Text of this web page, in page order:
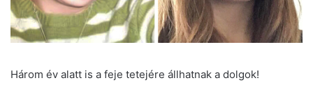
Három év alatt is a feje tetejére állhatnak a dolgok!